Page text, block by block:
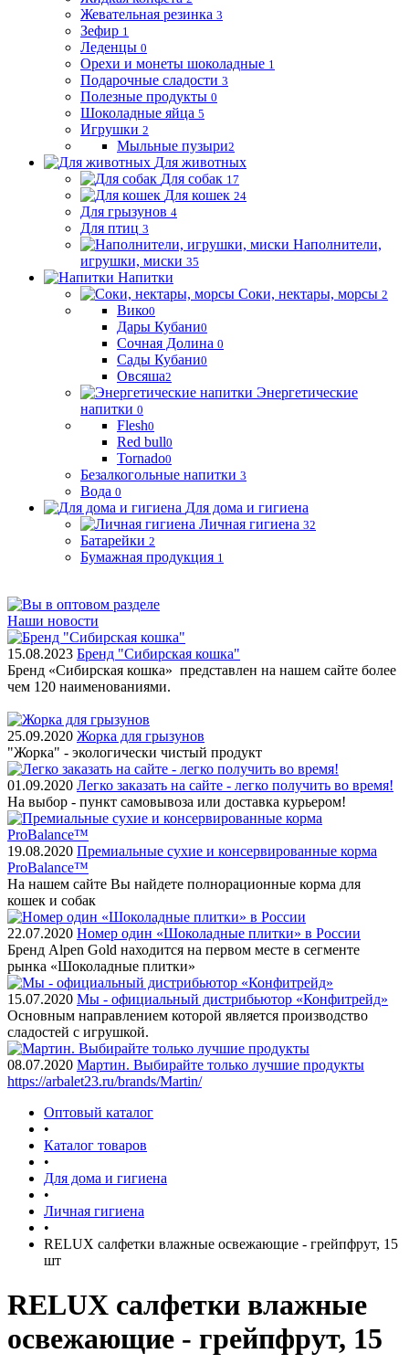
Жевательная резинка 3
Зефир 1
Леденцы 0
Орехи и монеты шоколадные 1
Подарочные сладости 3
Полезные продукты 0
Шоколадные яйца 5
Игрушки 2
Мыльные пузыри2
Для животных
Для собак 17
Для кошек 24
Для грызунов 4
Для птиц 3
Наполнители,
игрушки, миски 35
Напитки
Соки, нектары, морсы 2
Вико0
Дары Кубани0
Сочная Долина 0
Сады Кубани0
Овсяша2
Энергетические
напитки 0
Flesh0
Red bull0
Tornado0
Безалкогольные напитки 3
Вода 0
Для дома и гигиена
Личная гигиена 32
Батарейки 2
Бумажная продукция 1
Наши новости
15.08.2023 Бренд "Сибирская кошка"
Бренд «Сибирская кошка» представлен на нашем сайте более
чем 120 наименованиями.
25.09.2020 Жорка для грызунов
"Жорка" - экологически чистый продукт
01.09.2020 Легко заказать на сайте - легко получить во время!
На выбор - пункт самовывоза или доставка курьером!
19.08.2020 Премиальные сухие и консервированные корма
ProBalance™
На нашем сайте Вы найдете полнорационные корма для
кошек и собак
22.07.2020 Номер один «Шоколадные плитки» в России
Бренд Alpen Gold находится на первом месте в сегменте
рынка «Шоколадные плитки»
15.07.2020 Мы - официальный дистрибьютор «Конфитрейд»
Основным направлением которой является производство
сладостей с игрушкой.
08.07.2020 Мартин. Выбирайте только лучшие продукты
https://arbalet23.ru/brands/Martin/
Оптовый каталог
•
Каталог товаров
•
Для дома и гигиена
•
Личная гигиена
•
RELUX салфетки влажные освежающие - грейпфрут, 15
шт
RELUX салфетки влажные
освежающие - грейпфрут, 15